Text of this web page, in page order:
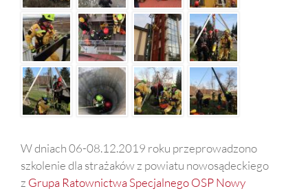
W dniach 06-08.12.2019 roku przeprowadzono
szkolenie dla strażaków z powiatu nowosądeckiego
z Grupa Ratownictwa Specjalnego OSP Nowy